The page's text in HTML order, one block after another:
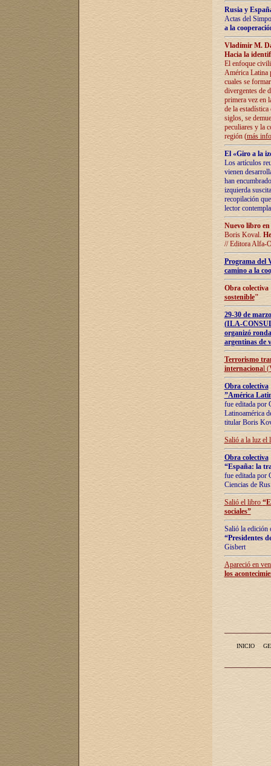
Rusia y
Actas del
a la
Vladímir M.
Hacia la
El enfoque
América Latina
cuales se
divergentes de
primera vez en
de la
siglos, se
peculiares y la
región (más
El «Giro a la
Los artículos
vienen
han
izquierda
recopilación
lector
Nuevo libro
Boris Koval.
// Editora Alfa-
Programa del
camino a la
Obra
sostenible"
29-30 de
(ILA-
organizó
argentinas de
Terrorismo
internacional
Obra colectiva
”América
fue editada por
Latinoamérica
titular Boris
Salió a la luz el
Obra colectiva
“España: la
fue editada por
Ciencias de
Salió el libro “
sociales”
Salió la edición
“Presidentes
Gisbert
Apareció en
los
INICIO